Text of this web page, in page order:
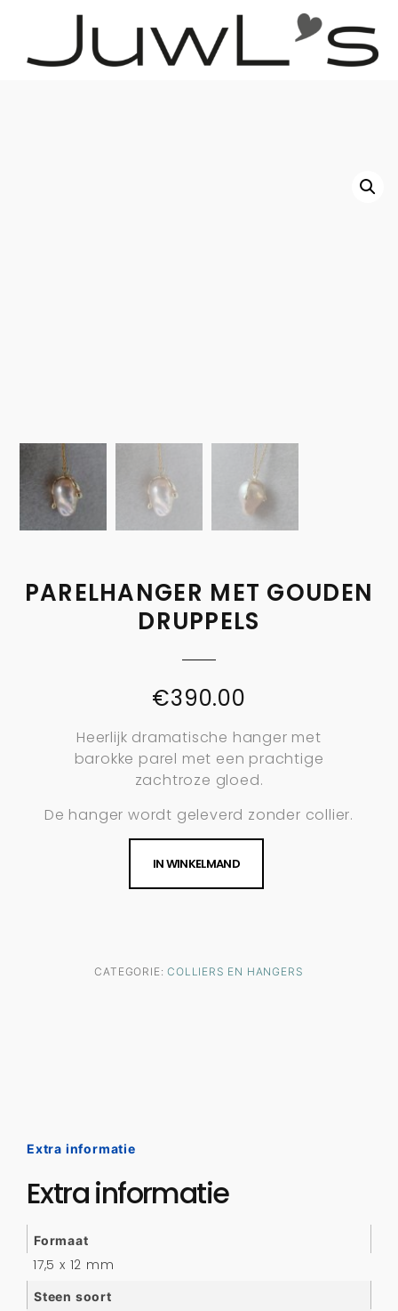
PARELHANGER MET GOUDEN
DRUPPELS
€390.00
Heerlijk dramatische hanger met
barokke parel met een prachtige
zachtroze gloed.
De hanger wordt geleverd zonder collier.
IN WINKELMAND
CATEGORIE:COLLIERS EN HANGERS
Extra informatie
Extra informatie
Formaat
17,5 x 12 mm
Steen soort